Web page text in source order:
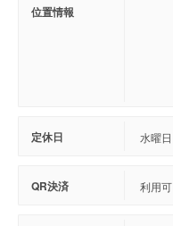
位置情報
定休日 水曜日
QR決済 利用可